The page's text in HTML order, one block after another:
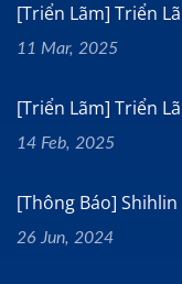
[Triển Lãm] Triển
11 Mar, 2025
[Triển Lãm] Triển
14 Feb, 2025
[Thông Báo]
26 Jun, 2024